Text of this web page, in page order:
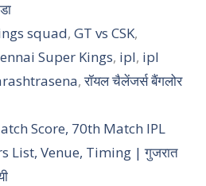
squad,GT vs CSK,
Super Kings, ipl, ipl
,रॉयल चैलेंजर्स बैंगलोर
Score, 70th Match IPL
List, Venue, Timing | गुजरात